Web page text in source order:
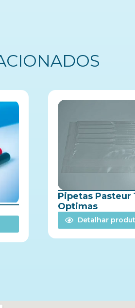
Pipetas Pasteur
Optimas
Detalhar